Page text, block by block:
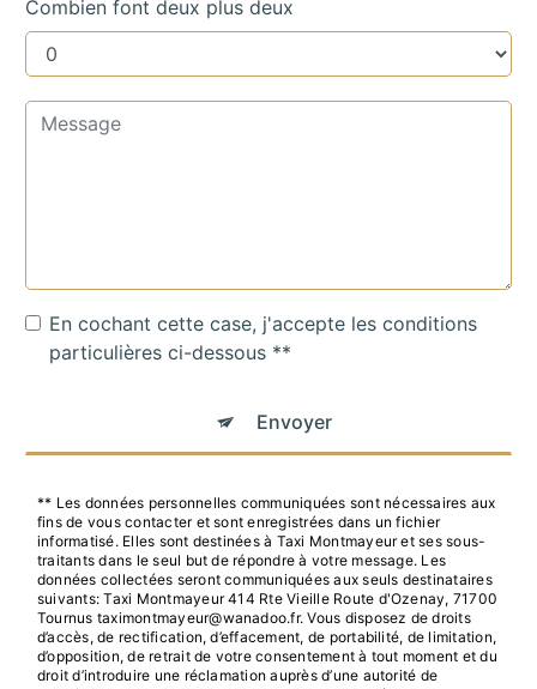
Combien font deux plus deux
En cochant cette case, j'accepte les conditions
particulières ci-dessous **
Envoyer
** Les données personnelles communiquées sont nécessaires aux
fins de vous contacter et sont enregistrées dans un fichier
informatisé. Elles sont destinées à Taxi Montmayeur et ses sous-
traitants dans le seul but de répondre à votre message. Les
données collectées seront communiquées aux seuls destinataires
suivants: Taxi Montmayeur 414 Rte Vieille Route d'Ozenay, 71700
Tournus taximontmayeur@wanadoo.fr. Vous disposez de droits
d’accès, de rectification, d’effacement, de portabilité, de limitation,
d’opposition, de retrait de votre consentement à tout moment et du
droit d’introduire une réclamation auprès d’une autorité de